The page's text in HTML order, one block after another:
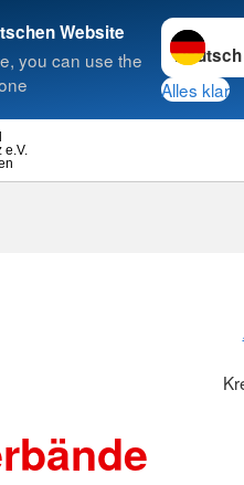
Website
you can use the
Sprache
Alles klar
e.V.
Suche